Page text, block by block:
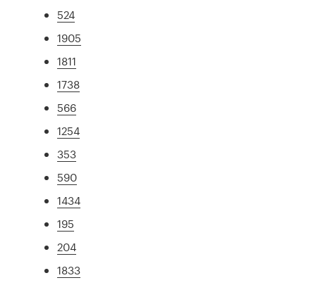
524
1905
1811
1738
566
1254
353
590
1434
195
204
1833